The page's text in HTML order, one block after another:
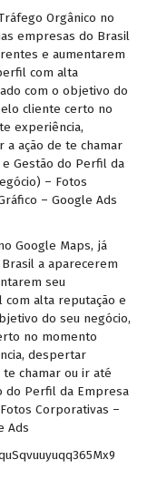
Orgânico no
empresas do Brasil
e aumentarem
com alta
com o objetivo do
cliente certo no
experiência,
ação de te chamar
e Gestão do Perfil da
– Fotos
– Google Ads
Google Maps, já
a aparecerem
seu
alta reputação e
do seu negócio,
no momento
despertar
chamar ou ir até
do Perfil da Empresa
Corporativas –
Ads